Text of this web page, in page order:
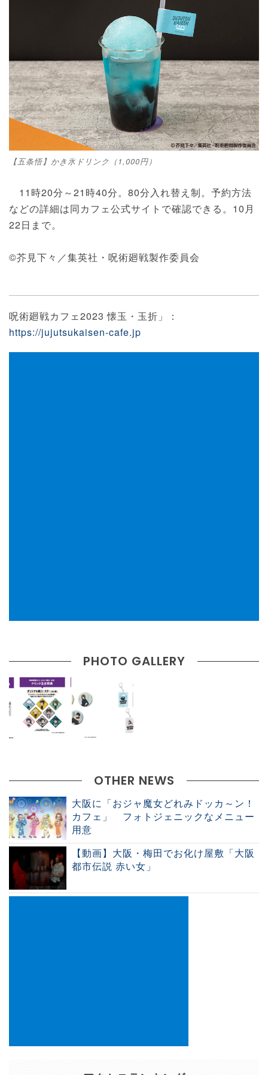
【五条悟】かき氷ドリンク（1,000円）
11時20分～21時40分。80分入れ替え制。予約方法
などの詳細は同カフェ公式サイトで確認できる。10月
22日まで。
©芥見下々／集英社・呪術廻戦製作委員会
呪術廻戦カフェ2023 懐玉・玉折」：
https://jujutsukaisen-cafe.jp
PHOTO GALLERY
OTHER NEWS
大阪に「おジャ魔女どれみドッカ～ン！
カフェ」 フォトジェニックなメニュー
用意
【動画】大阪・梅田でお化け屋敷「大阪
都市伝説 赤い女」